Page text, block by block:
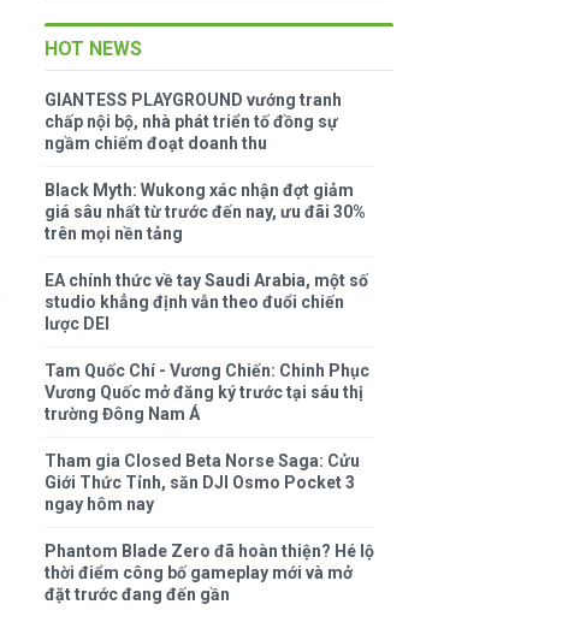
HOT NEWS
GIANTESS PLAYGROUND vướng tranh
chấp nội bộ, nhà phát triển tố đồng sự
ngầm chiếm đoạt doanh thu
Black Myth: Wukong xác nhận đợt giảm
giá sâu nhất từ trước đến nay, ưu đãi 30%
trên mọi nền tảng
EA chính thức về tay Saudi Arabia, một số
studio khẳng định vẫn theo đuổi chiến
lược DEI
Tam Quốc Chí - Vương Chiến: Chinh Phục
Vương Quốc mở đăng ký trước tại sáu thị
trường Đông Nam Á
Tham gia Closed Beta Norse Saga: Cửu
Giới Thức Tỉnh, săn DJI Osmo Pocket 3
ngay hôm nay
Phantom Blade Zero đã hoàn thiện? Hé lộ
thời điểm công bố gameplay mới và mở
đặt trước đang đến gần